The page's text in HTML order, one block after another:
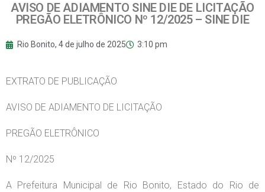
AVISO DE ADIAMENTO SINE DIE DE LICITAÇÃO
PREGÃO ELETRÔNICO Nº 12/2025 – SINE DIE
Rio Bonito, 4 de julho de 2025 3:10 pm
EXTRATO DE PUBLICAÇÃO
AVISO DE ADIAMENTO DE LICITAÇÃO
PREGÃO ELETRÔNICO
Nº 12/2025
A Prefeitura Municipal de Rio Bonito, Estado do Rio de